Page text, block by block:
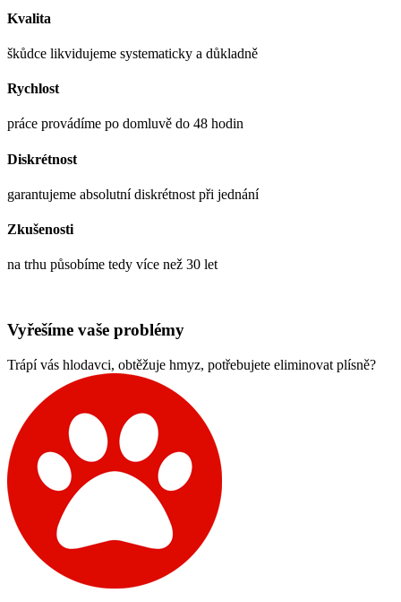
Kvalita
škůdce likvidujeme systematicky a důkladně
Rychlost
práce provádíme po domluvě do 48 hodin
Diskrétnost
garantujeme absolutní diskrétnost při jednání
Zkušenosti
na trhu působíme tedy více než 30 let
Vyřešíme vaše problémy
Trápí vás hlodavci, obtěžuje hmyz, potřebujete eliminovat plísně?